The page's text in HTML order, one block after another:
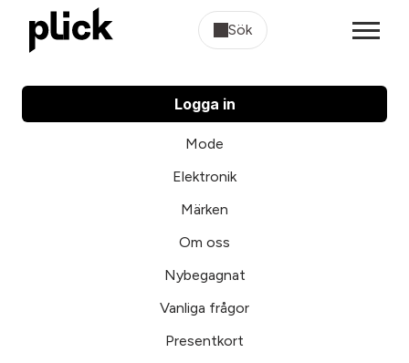
Sök
Logga in
Mode
Elektronik
Märken
Om oss
Nybegagnat
Vanliga frågor
Presentkort